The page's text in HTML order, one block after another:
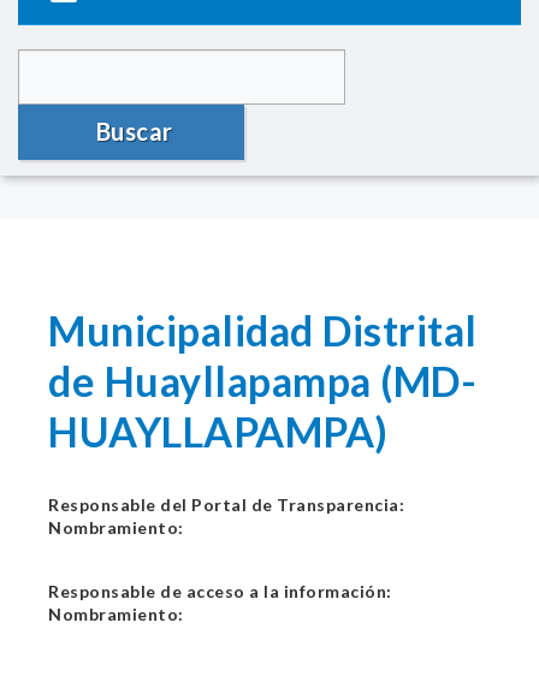
Buscar
Municipalidad Distrital
de Huayllapampa (MD-
HUAYLLAPAMPA)
Responsable del Portal de Transparencia:
Nombramiento:
Responsable de acceso a la información:
Nombramiento: